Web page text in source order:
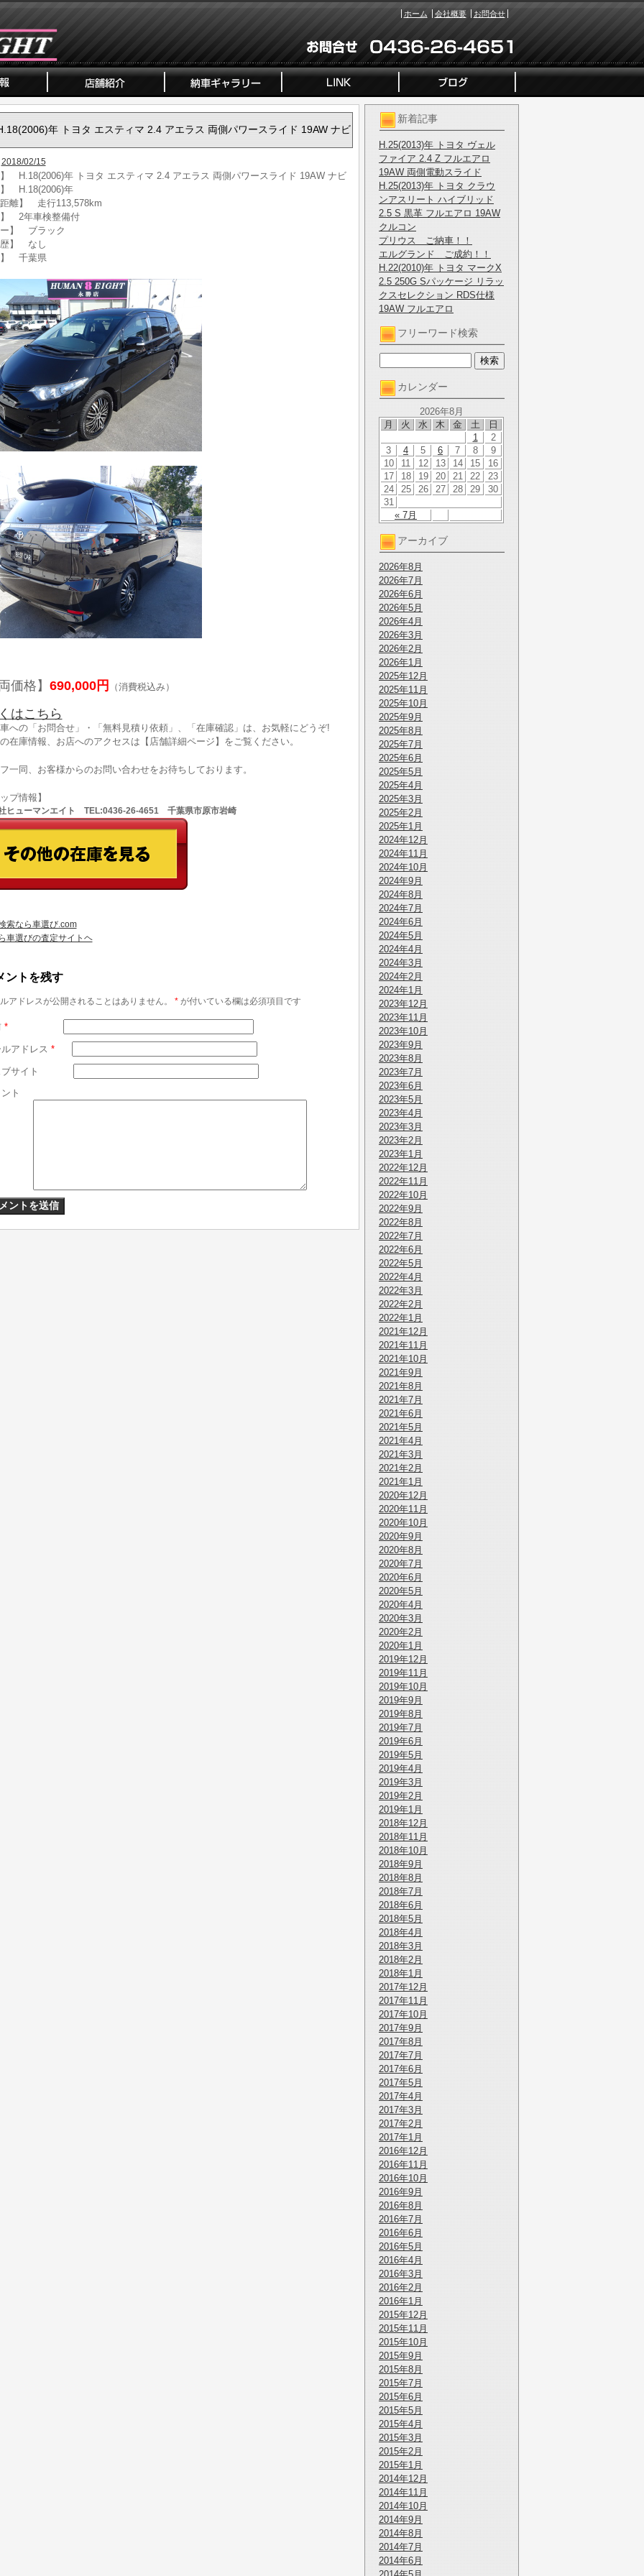
ホーム 会社概要 お問合せ
新着記事
H.25(2013)年 トヨタ ヴェル
ファイア 2.4 Z フルエアロ
19AW 両側電動スライド
H.25(2013)年 トヨタ クラウ
ンアスリート ハイブリッド
2.5 S 黒革 フルエアロ 19AW
クルコン
プリウス ご納車！！
エルグランド ご成約！！
H.22(2010)年 トヨタ マークX
2.5 250G Sパッケージ リラッ
クスセレクション RDS仕様
19AW フルエアロ
フリーワード検索
カレンダー
2026年8月
月
火 水 木 金 土 日
« 7月
1
2
3
4 5 6 7 8
9
10
11 12 13 14 15
16
17
18 19 20 21 22
23
24
25 26 27 28 29
30
31
アーカイブ
2026年8月
2026年7月
2026年6月
2026年5月
2026年4月
2026年3月
2026年2月
2026年1月
2025年12月
2025年11月
2025年10月
2025年9月
2025年8月
2025年7月
2025年6月
2025年5月
2025年4月
2025年3月
2025年2月
2025年1月
2024年12月
2024年11月
2024年10月
2024年9月
2024年8月
2024年7月
2024年6月
2024年5月
2024年4月
2024年3月
2024年2月
2024年1月
2023年12月
2023年11月
2023年10月
2023年9月
2023年8月
2023年7月
2023年6月
2023年5月
2023年4月
2023年3月
2023年2月
2023年1月
2022年12月
2022年11月
2022年10月
2022年9月
2022年8月
2022年7月
2022年6月
2022年5月
2022年4月
2022年3月
2022年2月
2022年1月
2021年12月
2021年11月
2021年10月
2021年9月
2021年8月
2021年7月
2021年6月
2021年5月
2021年4月
2021年3月
2021年2月
2021年1月
2020年12月
2020年11月
2020年10月
2020年9月
2020年8月
2020年7月
2020年6月
2020年5月
2020年4月
2020年3月
2020年2月
2020年1月
2019年12月
2019年11月
2019年10月
2019年9月
2019年8月
2019年7月
2019年6月
2019年5月
2019年4月
2019年3月
2019年2月
2019年1月
2018年12月
2018年11月
2018年10月
2018年9月
2018年8月
2018年7月
2018年6月
2018年5月
2018年4月
2018年3月
2018年2月
2018年1月
2017年12月
2017年11月
2017年10月
2017年9月
2017年8月
2017年7月
2017年6月
2017年5月
2017年4月
2017年3月
2017年2月
2017年1月
2016年12月
2016年11月
2016年10月
2016年9月
2016年8月
2016年7月
2016年6月
2016年5月
2016年4月
2016年3月
2016年2月
2016年1月
2015年12月
2015年11月
2015年10月
2015年9月
2015年8月
2015年7月
2015年6月
2015年5月
2015年4月
2015年3月
2015年2月
2015年1月
2014年12月
2014年11月
2014年10月
2014年9月
2014年8月
2014年7月
2014年6月
年 トヨタ エスティマ 2.4 アエラス 両側パワースライド 19AW ナビ
2018/02/15
】 H.18(2006)年 トヨタ エスティマ 2.4 アエラス 両側パワースライド 19AW ナビ
】 H.18(2006)年
距離】 走行113,578km
】 2年車検整備付
ー】 ブラック
歴】 なし
】 千葉県
価格】 690,000円 （消費税込み）
はこちら
への「お問合せ」・「無料見積り依頼」、「在庫確認」は、お気軽にどうぞ!
在庫情報、お店へのアクセスは【店舗詳細ページ】をご覧ください。
一同、お客様からのお問い合わせをお待ちしております。
ップ情報】
ヒューマンエイト TEL:0436-26-4651 千葉県市原市岩崎
索なら車選び.com
車選びの査定サイトヘ
ントを残す
アドレスが公開されることはありません。 *が付いている欄は必須項目です
*
ルアドレス *
サイト
ト